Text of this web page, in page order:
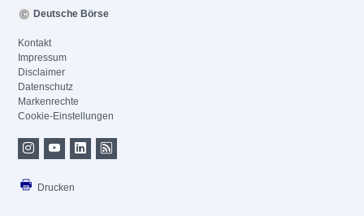
Deutsche Börse
Kontakt
Impressum
Disclaimer
Datenschutz
Markenrechte
Cookie-Einstellungen
Drucken